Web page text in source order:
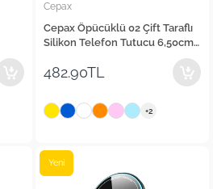
Cepax
Cepax Öpücüklü 02 Çift Taraflı
Silikon Telefon Tutucu 6,50cm
482.90TL
+2
Yeni